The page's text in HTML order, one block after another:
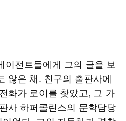
이전트들에게 그의 글을 보
않은 채. 친구의 출판사에
화가 로이를 찾았고, 그 가
사 하퍼콜린스의 문학담당